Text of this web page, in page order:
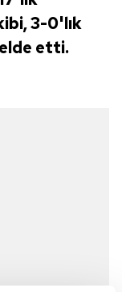
3-0'lık
etti.